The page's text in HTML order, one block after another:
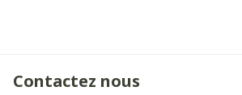
Contactez nous